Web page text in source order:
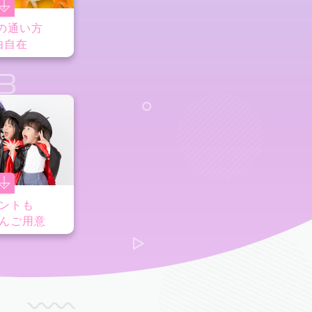
通い方
自在
トも
ご用意